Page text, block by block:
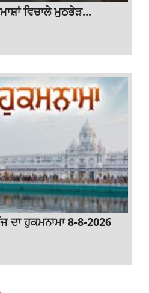
ਵਿਚਾਲੇ ਮੁਠਭੇੜ...
ਦਾ ਹੁਕਮਨਾਮਾ 8-8-2026